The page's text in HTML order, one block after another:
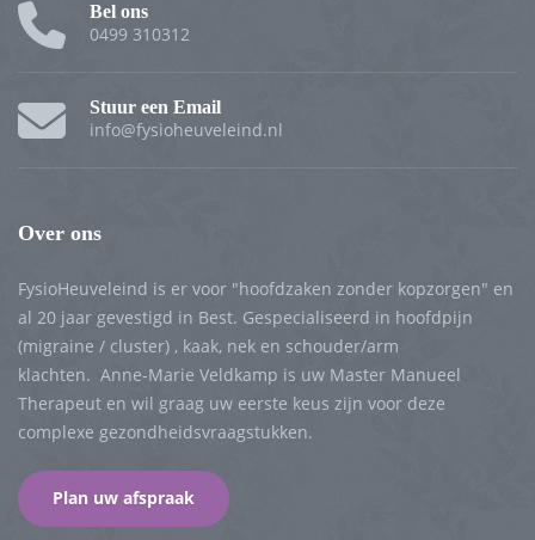
Bel ons
0499 310312
Stuur een Email
info@fysioheuveleind.nl
Over ons
FysioHeuveleind is er voor "hoofdzaken zonder kopzorgen" en
al 20 jaar gevestigd in Best. Gespecialiseerd in hoofdpijn
(migraine / cluster) , kaak, nek en schouder/arm
klachten. Anne-Marie Veldkamp is uw Master Manueel
Therapeut en wil graag uw eerste keus zijn voor deze
complexe gezondheidsvraagstukken.
Plan uw afspraak